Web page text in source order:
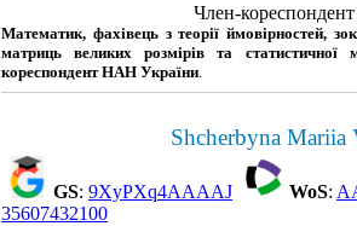
Член-
Математик, фахівець з теорії ймовірностей,
матриць великих розмірів та статистичної
кореспондент НАН України
Shcherbyna
GS: 9XyPXq4AAAAJ WoS:
35607432100